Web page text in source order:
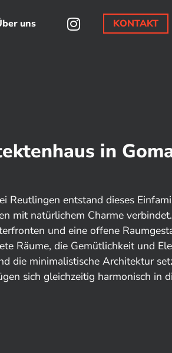
uns KONTAKT
in
Reutlingen entstand dieses
mit natürlichem Charme
und eine offene
Räume, die Gemütlichkeit und
die minimalistische Architektur
sich gleichzeitig harmonisch in